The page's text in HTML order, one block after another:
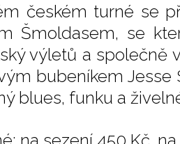
českém turné se
Šmoldasem, se
výletů a společně
bubeníkem
blues, funku a
na sezení 450 Kč,